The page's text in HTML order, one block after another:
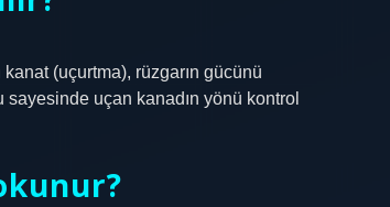
(uçurtma), rüzgarın gücünü
uçan kanadın yönü kontrol